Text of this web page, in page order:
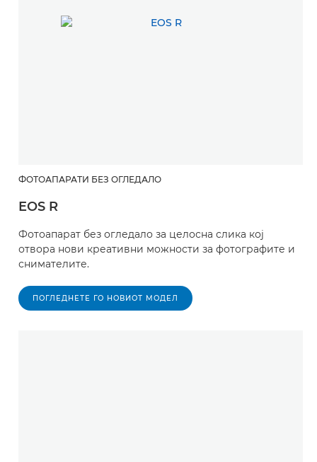
ФОТОАПАРАТИ БЕЗ ОГЛЕДАЛО
EOS R
Фотоапарат без огледало за целосна слика кој
отвора нови креативни можности за фотографите и
снимателите.
ПОГЛЕДНЕТЕ ГО НОВИОТ МОДЕЛ